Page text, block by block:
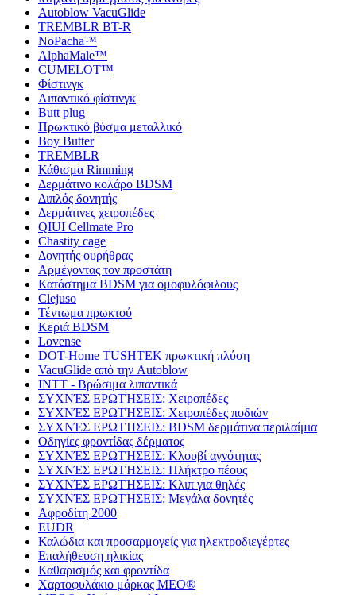
Autoblow VacuGlide
TREMBLR BT-R
NoPacha™
AlphaMale™
CUMELOT™
Φίστινγκ
Λιπαντικό φίστινγκ
Butt plug
Πρωκτικό βύσμα μεταλλικό
Boy Butter
TREMBLR
Κάθισμα Rimming
Δερμάτινο κολάρο BDSM
Διπλός δονητής
Δερμάτινες χειροπέδες
QIUI Cellmate Pro
Chastity cage
Δονητής ουρήθρας
Αρμέγοντας τον προστάτη
Κατάστημα BDSM για ομοφυλόφιλους
Clejuso
Τέντωμα πρωκτού
Κεριά BDSM
Lovense
DOT-Home TUSHTEK πρωκτική πλύση
VacuGlide από την Autoblow
INTT - Βρώσιμα λιπαντικά
ΣΥΧΝΈΣ ΕΡΩΤΉΣΕΙΣ: Χειροπέδες
ΣΥΧΝΈΣ ΕΡΩΤΉΣΕΙΣ: Χειροπέδες ποδιών
ΣΥΧΝΈΣ ΕΡΩΤΉΣΕΙΣ: BDSM δερμάτινα περιλαίμια
Οδηγίες φροντίδας δέρματος
ΣΥΧΝΈΣ ΕΡΩΤΉΣΕΙΣ: Κλουβί αγνότητας
ΣΥΧΝΈΣ ΕΡΩΤΉΣΕΙΣ: Πλήκτρο πέους
ΣΥΧΝΈΣ ΕΡΩΤΉΣΕΙΣ: Κλιπ για θηλές
ΣΥΧΝΈΣ ΕΡΩΤΉΣΕΙΣ: Μεγάλα δονητές
Αφροδίτη 2000
EUDR
Καλώδια και προσαρμογείς για ηλεκτροδιεγέρτες
Επαλήθευση ηλικίας
Καθαρισμός και φροντίδα
Χαρτοφυλάκιο μάρκας MEO®